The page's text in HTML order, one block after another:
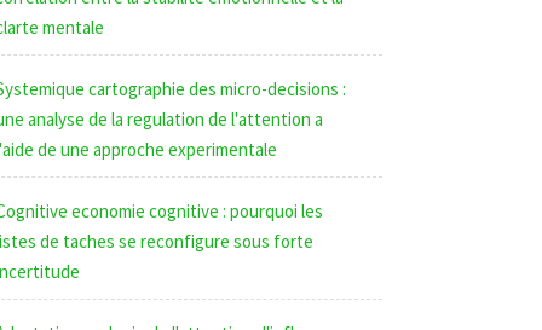
mentale
cartographie des micro-decisions :
analyse de la regulation de l'attention a
de une approche experimentale
economie cognitive : pourquoi les
de taches se reconfigure sous forte